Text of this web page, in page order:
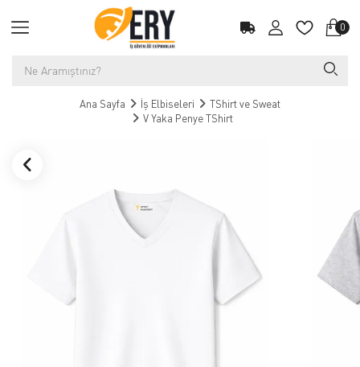
0
Ana Sayfa İş Elbiseleri
TShirt ve Sweat
V Yaka Penye TShirt